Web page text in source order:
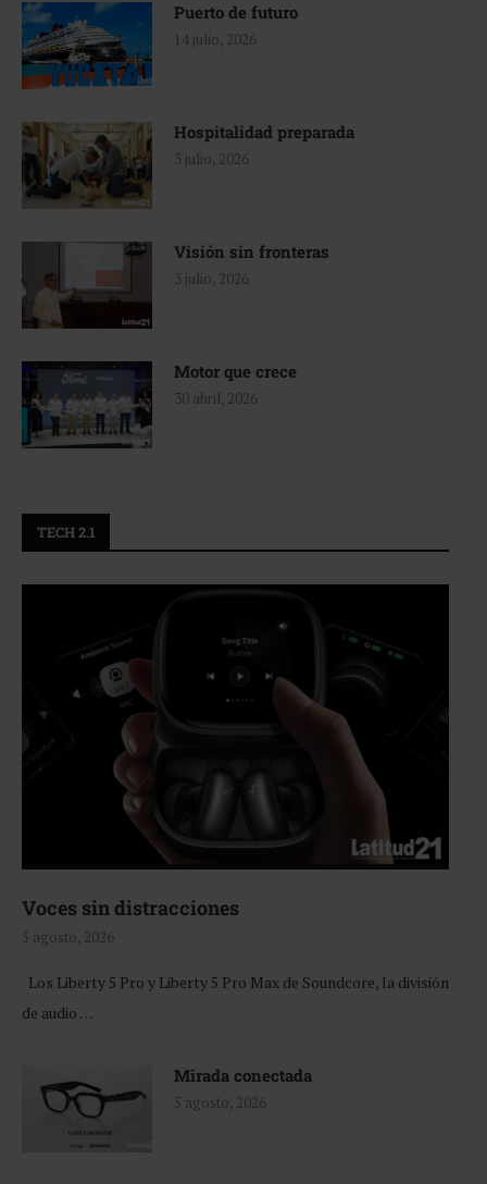
Puerto de futuro
14 julio, 2026
Hospitalidad preparada
3 julio, 2026
Visión sin fronteras
3 julio, 2026
Motor que crece
30 abril, 2026
TECH 2.1
Voces sin distracciones
5 agosto, 2026
Los Liberty 5 Pro y Liberty 5 Pro Max de Soundcore, la división
de audio …
Mirada conectada
5 agosto, 2026